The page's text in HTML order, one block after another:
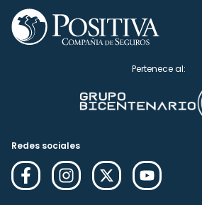
Pertenece al:
Redes sociales